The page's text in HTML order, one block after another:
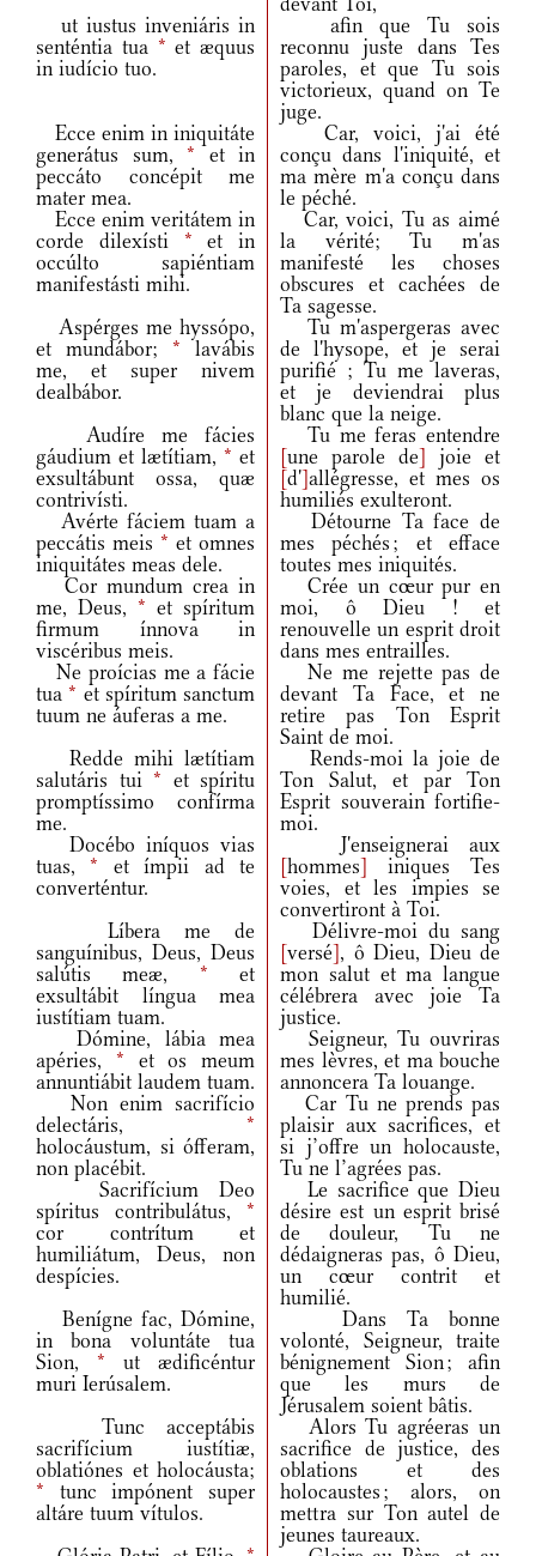
ut iustus inveniáris in
senténtia tua * et æquus
in iudício tuo.
afin que Tu sois
reconnu juste dans Tes
paroles, et que Tu sois
victorieux, quand on Te
juge.
Ecce enim in iniquitáte
generátus sum, * et in
peccáto concépit me
mater mea.
Car, voici, j'ai été
conçu dans l'iniquité, et
ma mère m'a conçu dans
le péché.
Ecce enim veritátem in
corde dilexísti * et in
occúlto sapiéntiam
manifestásti mihi.
Car, voici, Tu as aimé
la vérité; Tu m'as
manifesté les choses
obscures et cachées de
Ta sagesse.
Aspérges me hyssópo,
et mundábor; * lavábis
me, et super nivem
dealbábor.
Tu m'aspergeras avec
de l'hysope, et je serai
purifié ; Tu me laveras,
et je deviendrai plus
blanc que la neige.
Audíre me fácies
gáudium et lætítiam, * et
exsultábunt ossa, quæ
contrivísti.
Tu me feras entendre
[une parole de] joie et
[d']allégresse, et mes os
humiliés exulteront.
Avérte fáciem tuam a
peccátis meis * et omnes
iniquitátes meas dele.
Détourne Ta face de
mes péchés ; et efface
toutes mes iniquités.
Cor mundum crea in
me, Deus, * et spíritum
firmum ínnova in
viscéribus meis.
Crée un cœur pur en
moi, ô Dieu ! et
renouvelle un esprit droit
dans mes entrailles.
Ne proícias me a fácie
tua* et spíritum sanctum
tuum ne áuferas a me.
Ne me rejette pas de
devant Ta Face, et ne
retire pas Ton Esprit
Saint de moi.
Redde mihi lætítiam
salutáris tui * et spíritu
promptíssimo confírma
me.
Rends-moi la joie de
Ton Salut, et par Ton
Esprit souverain fortifie-
moi.
Docébo iníquos vias
tuas,* et ímpii ad te
converténtur.
J'enseignerai aux
[hommes] iniques Tes
voies, et les impies se
convertiront à Toi.
Líbera me de
sanguínibus, Deus, Deus
salútis meæ, * et
exsultábit língua mea
iustítiam tuam.
Délivre-moi du sang
[versé], ô Dieu, Dieu de
mon salut et ma langue
célébrera avec joie Ta
justice.
Dómine, lábia mea
apéries, * et os meum
annuntiábit laudem tuam.
Seigneur, Tu ouvriras
mes lèvres, et ma bouche
annoncera Ta louange.
Non enim sacrifício
delectáris, *
holocáustum, si ófferam,
non placébit.
Car Tu ne prends pas
plaisir aux sacrifices, et
si j’offre un holocauste,
Tu ne l’agrées pas.
Sacrifícium Deo
spíritus contribulátus, *
cor contrítum et
humiliátum, Deus, non
despícies.
Le sacrifice que Dieu
désire est un esprit brisé
de douleur, Tu ne
dédaigneras pas, ô Dieu,
un cœur contrit et
humilié.
Benígne fac, Dómine,
in bona voluntáte tua
Sion, * ut ædificéntur
muri Ierúsalem.
Dans Ta bonne
volonté, Seigneur, traite
bénignement Sion ; afin
que les murs de
Jérusalem soient bâtis.
Tunc acceptábis
sacrifícium iustítiæ,
oblatiónes et holocáusta;
* tunc impónent super
altáre tuum vítulos.
Alors Tu agréeras un
sacrifice de justice, des
oblations et des
holocaustes ; alors, on
mettra sur Ton autel de
jeunes taureaux.